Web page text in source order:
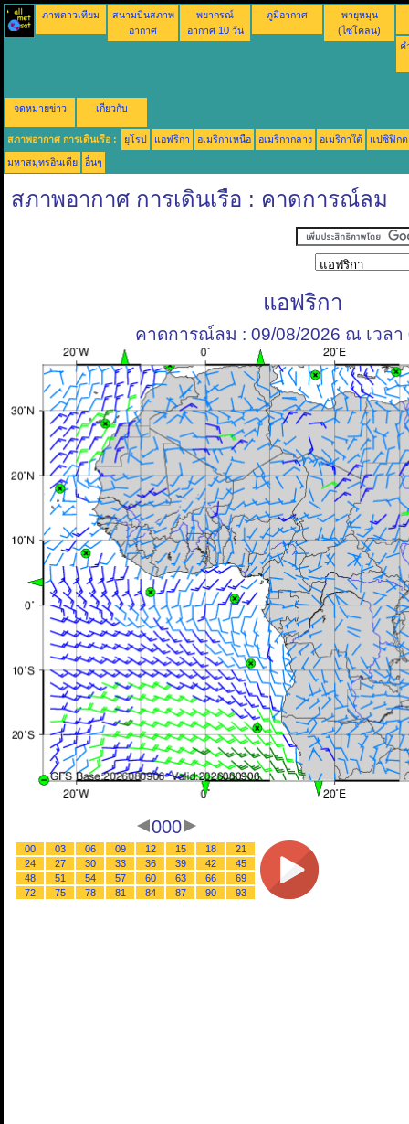
ภาพดาวเทียม
สนามบินสภาพ
อากาศ
พยากรณ์
อากาศ 10 วัน
ภูมิอากาศ
พายุหมุน
(ไซโคลน)
ค
จดหมายข่าว เกี่ยวกับ
สภาพอากาศ การเดินเรือ : ยุโรป แอฟริกา อเมริกาเหนือ อเมริกากลาง อเมริกาใต้ แปซิฟิกต
มหาสมุทรอินเดีย อื่นๆ
สภาพอากาศ การเดินเรือ : คาดการณ์ลม
แอฟริกา
คาดการณ์ลม : 09/08/2026 ณ เวลา
000
00 03 06 09 12 15 18
21
24
27 30 33 36 39 42
45
48
51 54 57 60 63 66
69
72
75 78 81 84 87 90 93